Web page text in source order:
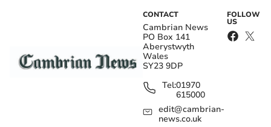
CONTACT
Cambrian News
PO Box 141
Aberystwyth
Wales
SY23 9DP
Tel:01970
615000
edit@cambrian-
news.co.uk
FOLLOW
US